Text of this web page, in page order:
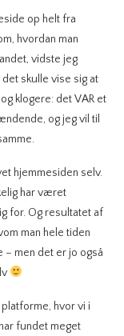
op helt fra
hvordan man
vidste jeg
skulle vise sig at
klogere: det VAR et
og jeg vil til
hjemmesiden selv.
har været
for. Og resultatet af
man hele tiden
– men det er jo også
hvor vi i
fundet meget